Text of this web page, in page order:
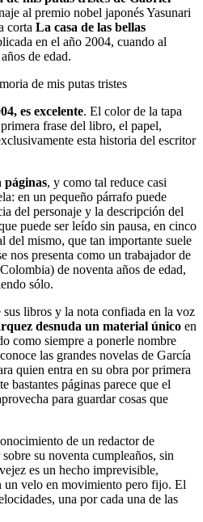
al premio nobel japonés Yasunari
corta La casa de las bellas
en el año 2004, cuando al
de edad.
es excelente. El color de la tapa
frase del libro, el papel,
esta historia del escritor
páginas, y como tal reduce casi
en un pequeño párrafo puede
del personaje y la descripción del
puede ser leído sin pausa, en cinco
del mismo, que tan importante suele
nos presenta como un trabajador de
de noventa años de edad,
sólo.
libros y la nota confiada en la voz
desnuda un material único en
como siempre a ponerle nombre
las grandes novelas de García
quien entra en su obra por primera
bastantes páginas parece que el
para guardar cosas que
de un redactor de
su noventa cumpleaños, sin
es un hecho imprevisible,
un velo en movimiento pero fijo. El
una por cada una de las